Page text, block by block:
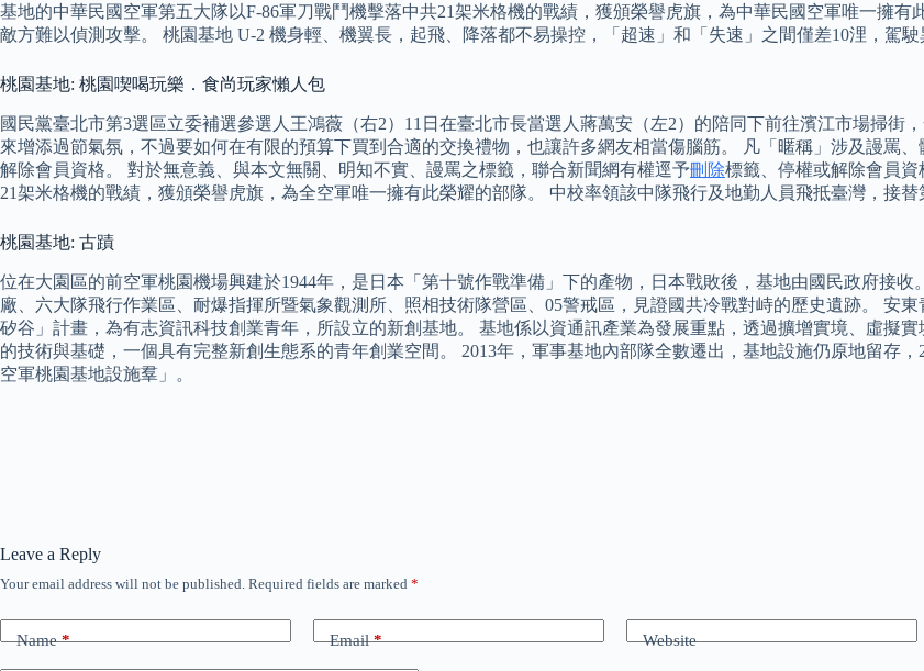
基地的中華民國空軍第五大隊以F-86軍刀戰鬥機擊落中共21架米格機的戰績，獲頒榮譽虎旗，為中華民國空軍唯一擁
敵方難以偵測攻擊。 桃園基地 U-2 機身輕、機翼長，起飛、降落都不易操控，「超速」和「失速」之間僅差10浬，駕駛
桃園基地: 桃園喫喝玩樂．食尚玩家懶人包
國民黨臺北市第3選區立委補選參選人王鴻薇（右2）11日在臺北市長當選人蔣萬安（左2）的陪同下前往濱江市場掃街
來增添過節氣氛，不過要如何在有限的預算下買到合適的交換禮物，也讓許多網友相當傷腦筋。 凡「暱稱」涉及謾罵
解除會員資格。 對於無意義、與本文無關、明知不實、謾罵之標籤，聯合新聞網有權逕予刪除標籤、停權或解除會員資
21架米格機的戰績，獲頒榮譽虎旗，為全空軍唯一擁有此榮耀的部隊。 中校率領該中隊飛行及地勤人員飛抵臺灣，接替
桃園基地: 古蹟
位在大園區的前空軍桃園機場興建於1944年，是日本「第十號作戰準備」下的產物，日本戰敗後，基地由國民政府接
廠、六大隊飛行作業區、耐爆指揮所暨氣象觀測所、照相技術隊營區、05警戒區，見證國共冷戰對峙的歷史遺跡。 安
矽谷」計畫，為有志資訊科技創業青年，所設立的新創基地。 基地係以資通訊產業為發展重點，透過擴增實境、虛擬
的技術與基礎，一個具有完整新創生態系的青年創業空間。 2013年，軍事基地內部隊全數遷出，基地設施仍原地留存
空軍桃園基地設施羣」。
Leave a Reply
Your email address will not be published. Required fields are marked *
Name* Email* Website